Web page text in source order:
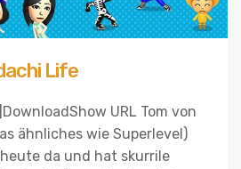
Life
URL Tom von
ähnliches wie Superlevel)
da und hat skurrile